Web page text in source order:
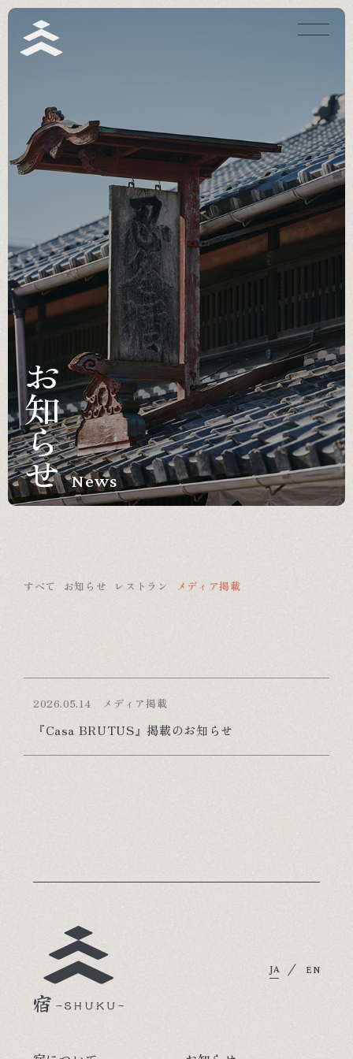
お知らせNews
すべて お知らせ レストラン メディア掲載
2026.05.14 メディア掲載
『Casa BRUTUS』掲載のお知らせ
JA / EN